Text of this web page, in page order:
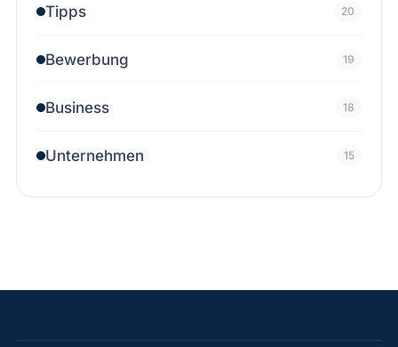
Tipps 20
Bewerbung 19
Business 18
Unternehmen 15